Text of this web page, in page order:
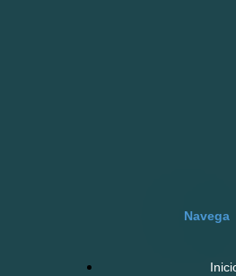
Navega